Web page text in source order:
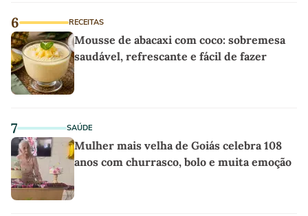
6 RECEITAS
Mousse de abacaxi com coco: sobremesa
saudável, refrescante e fácil de fazer
7 SAÚDE
Mulher mais velha de Goiás celebra 108
anos com churrasco, bolo e muita emoção